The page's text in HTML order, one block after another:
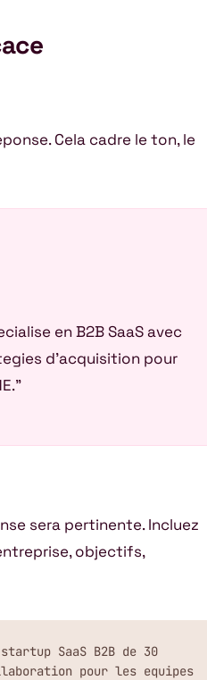
Cela cadre le ton, le
en B2B SaaS avec
d’acquisition pour
sera pertinente. Incluez
objectifs,
SaaS B2B de 30
pour les equipes